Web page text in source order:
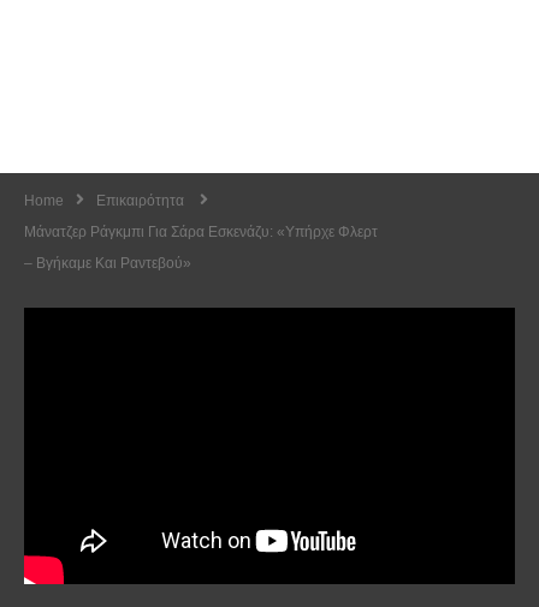
Home
Επικαιρότητα
Μάνατζερ Ράγκμπι Για Σάρα Εσκενάζυ: «Υπήρχε Φλερτ
– Βγήκαμε Και Ραντεβού»